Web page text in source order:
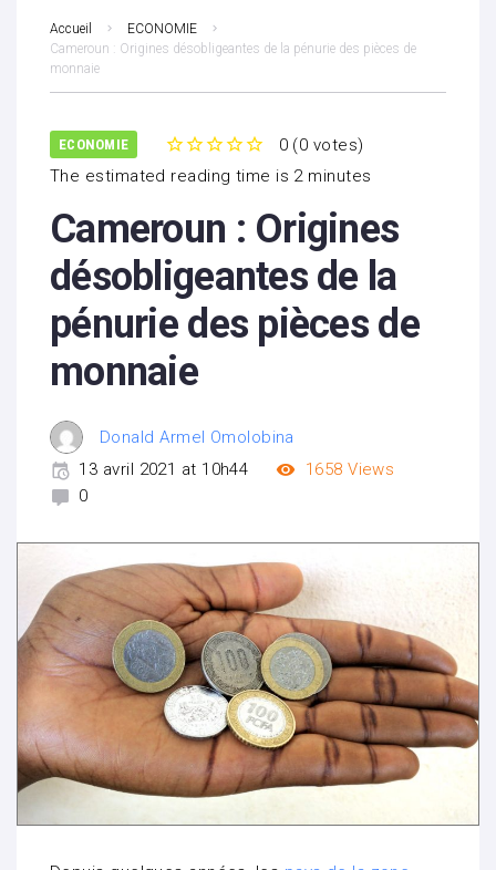
Accueil
ECONOMIE
Cameroun : Origines désobligeantes de la pénurie des pièces de
monnaie
ECONOMIE
3
0 (0 votes)
The estimated reading time is 2 minutes
Cameroun : Origines
désobligeantes de la
pénurie des pièces de
monnaie
Donald Armel Omolobina
13 avril 2021 at 10h44
1658 Views
0